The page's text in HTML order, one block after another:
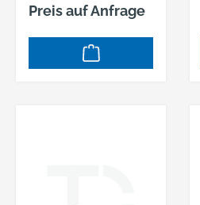
Preis auf Anfrage